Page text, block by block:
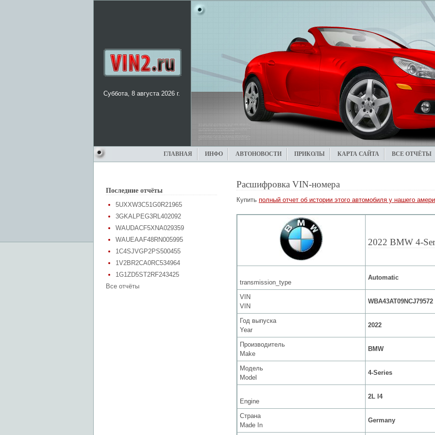
Суббота, 8 августа 2026 г.
ГЛАВНАЯ ИНФО АВТОНОВОСТИ ПРИКОЛЫ КАРТА САЙТА ВСЕ ОТЧЁТЫ
Последние отчёты
5UXXW3C51G0R21965
3GKALPEG3RL402092
WAUDACF5XNA029359
WAUEAAF48RN005995
1C4SJVGP2PS500455
1V2BR2CA0RC534964
1G1ZD5ST2RF243425
Все отчёты
Расшифровка VIN-номера
Купить полный отчет об истории этого автомобиля у нашего
2022 BMW 4-
transmission_type
Automatic
VIN
VIN
WBA43AT09NCJ79572
Год выпуска
Year
2022
Производитель
Make
BMW
Модель
Model
4-Series
Engine
2L I4
Страна
Made In
Germany